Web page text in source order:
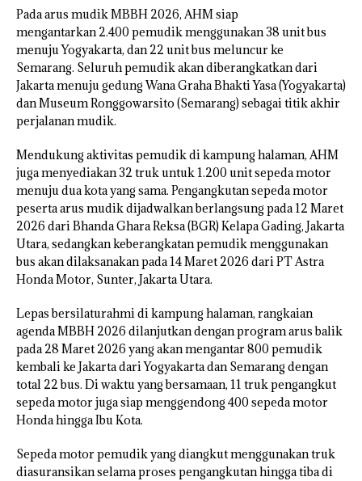
Pada arus mudik MBBH 2026, AHM siap
mengantarkan 2.400 pemudik menggunakan 38 unit bus
menuju Yogyakarta, dan 22 unit bus meluncur ke
Semarang. Seluruh pemudik akan diberangkatkan dari
Jakarta menuju gedung Wana Graha Bhakti Yasa (Yogyakarta)
dan Museum Ronggowarsito (Semarang) sebagai titik akhir
perjalanan mudik.
Mendukung aktivitas pemudik di kampung halaman, AHM
juga menyediakan 32 truk untuk 1.200 unit sepeda motor
menuju dua kota yang sama. Pengangkutan sepeda motor
peserta arus mudik dijadwalkan berlangsung pada 12 Maret
2026 dari Bhanda Ghara Reksa (BGR) Kelapa Gading, Jakarta
Utara, sedangkan keberangkatan pemudik menggunakan
bus akan dilaksanakan pada 14 Maret 2026 dari PT Astra
Honda Motor, Sunter, Jakarta Utara.
Lepas bersilaturahmi di kampung halaman, rangkaian
agenda MBBH 2026 dilanjutkan dengan program arus balik
pada 28 Maret 2026 yang akan mengantar 800 pemudik
kembali ke Jakarta dari Yogyakarta dan Semarang dengan
total 22 bus. Di waktu yang bersamaan, 11 truk pengangkut
sepeda motor juga siap menggendong 400 sepeda motor
Honda hingga Ibu Kota.
Sepeda motor pemudik yang diangkut menggunakan truk
diasuransikan selama proses pengangkutan hingga tiba di